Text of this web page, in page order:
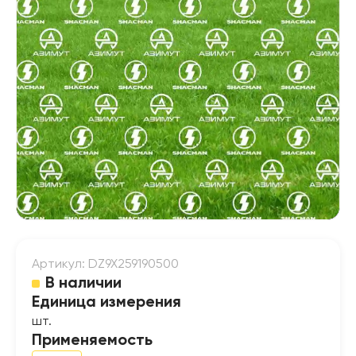
Артикул: DZ9X259190500
В наличии
Единица измерения
шт.
Применяемость